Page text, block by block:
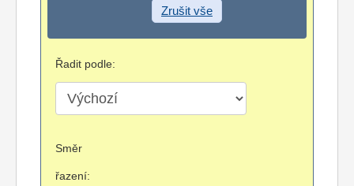
Zrušit vše
Řadit podle:
Směr
řazení: